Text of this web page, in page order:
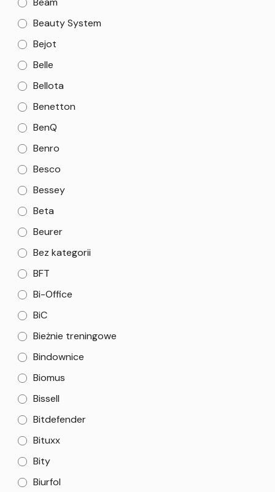
Beauty System
Bejot
Belle
Bellota
Benetton
BenQ
Benro
Besco
Bessey
Beta
Beurer
Bez kategorii
BFT
Bi-Office
BiC
Bieżnie treningowe
Bindownice
Biomus
Bissell
Bitdefender
Bituxx
Bity
Biurfol